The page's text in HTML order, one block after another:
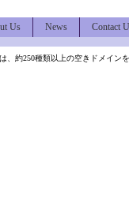
Us News Contact
、約250種類以上の空きドメイン